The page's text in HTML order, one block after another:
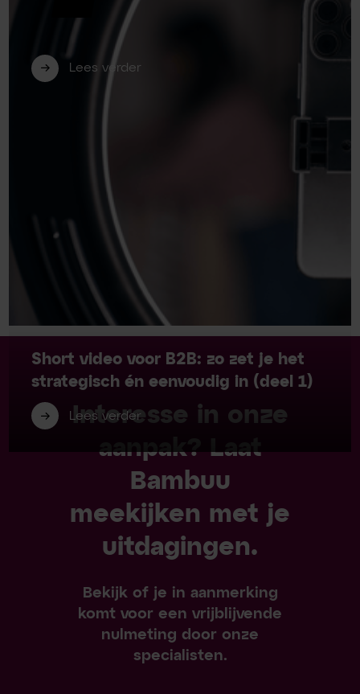
content eenvoudig en effectief (deel
Lees verder
Short video voor B2B: zo zet je het
strategisch én eenvoudig in (deel 1)
Lees verder
Interesse in onze
aanpak? Laat
Bambuu
meekijken met je
uitdagingen.
Bekijk of je in aanmerking
komt voor een vrijblijvende
nulmeting door onze
specialisten.